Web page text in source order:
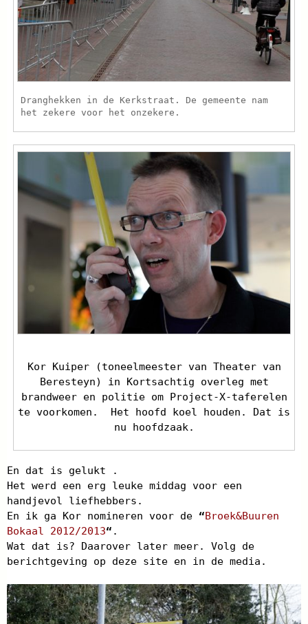
Dranghekken in de Kerkstraat. De gemeente nam
het zekere voor het onzekere.
Kor Kuiper (toneelmeester van Theater van
Beresteyn) in Kortsachtig overleg met
brandweer en politie om Project-X-taferelen
te voorkomen. Het hoofd koel houden. Dat is
nu hoofdzaak.
En dat is gelukt .
Het werd een erg leuke middag voor een
handjevol liefhebbers.
En ik ga Kor nomineren voor de “Broek&Buuren
Bokaal 2012/2013“ .
Wat dat is? Daarover later meer. Volg de
berichtgeving op deze site en in de media.